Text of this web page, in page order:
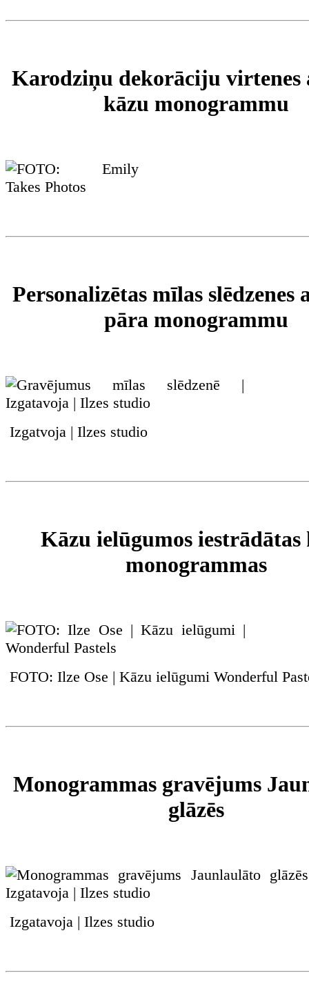
Karodziņu dekorāciju virtenes
kāzu monogrammu
Personalizētas mīlas slēdzenes
pāra monogrammu
Izgatvoja | Ilzes studio
Kāzu ielūgumos iestrādātas
monogrammas
FOTO: Ilze Ose | Kāzu ielūgumi Wonderful
Monogrammas gravējums
glāzēs
Izgatavoja | Ilzes studio